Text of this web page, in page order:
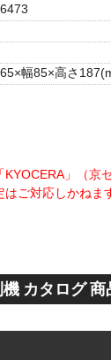
幅85×高さ
」（
ご対応しかねま